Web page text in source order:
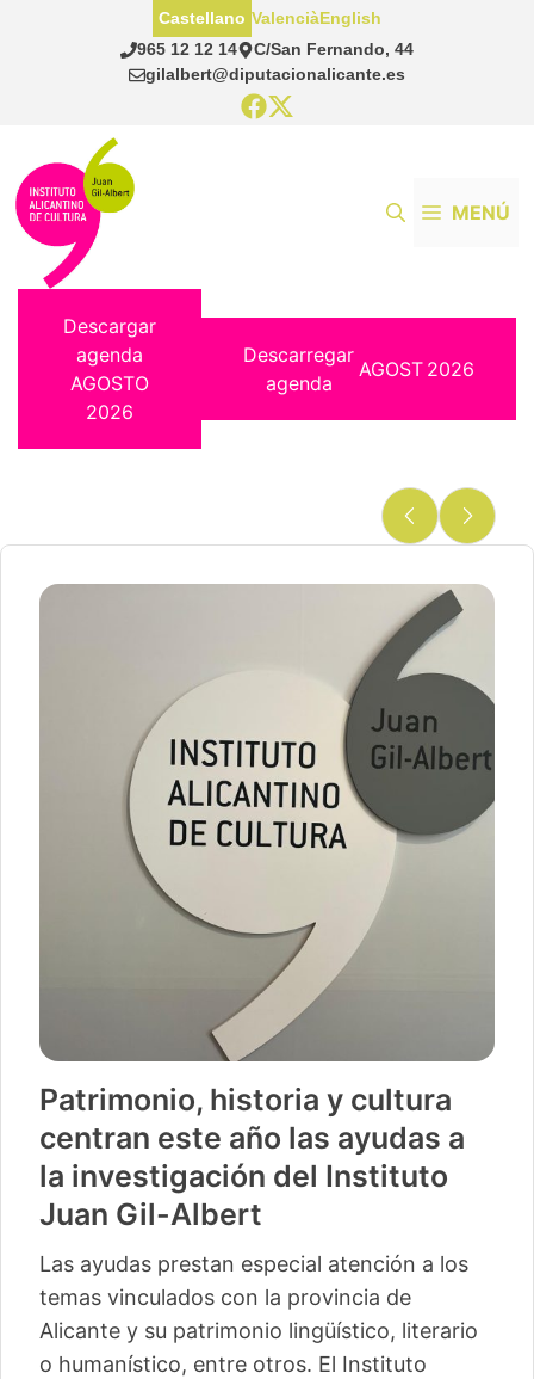
965 12 12 14
C/San Fernando, 44
gilalbert@diputacionalicante.es
Castellano ValenciàEnglish
MENÚ
Descargar
agenda
AGOSTO
2026
Descarregar
agenda
AGOST 2026
Patrimonio, historia y cultura
centran este año las ayudas a
la investigación del Instituto
Juan Gil-Albert
Las ayudas prestan especial atención a los
temas vinculados con la provincia de
Alicante y su patrimonio lingüístico, literario
o humanístico, entre otros. El Instituto